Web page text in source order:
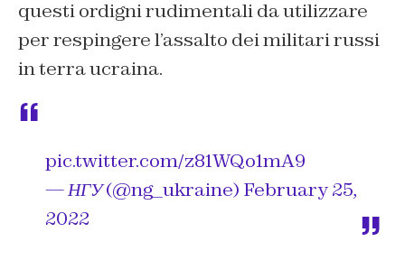
questi ordigni rudimentali da utilizzare
per respingere l’assalto dei militari russi
in terra ucraina.
pic.twitter.com/z81WQo1mA9
— НГУ (@ng_ukraine) February 25,
2022